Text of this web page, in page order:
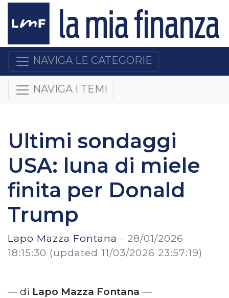
NAVIGA LE CATEGORIE
NAVIGA I TEMI
Ultimi sondaggi
USA: luna di miele
finita per Donald
Trump
Lapo Mazza Fontana - 28/01/2026
18:15:30 (updated 11/03/2026 23:57:19)
— di Lapo Mazza Fontana —